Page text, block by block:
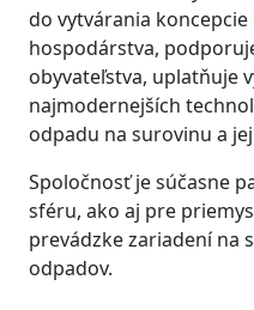
do vytvárania
hospodárstva,
obyvateľstva, uplatňuje
najmodernejších
odpadu na surovinu a
Spoločnosť je súčasne
sféru, ako aj pre
prevádzke zariadení na
odpadov.